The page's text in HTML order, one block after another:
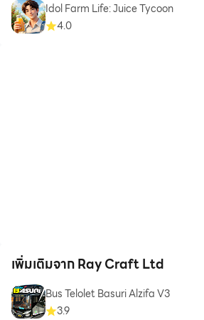
Idol Farm Life: Juice Tycoon
4.0
เพิ่มเติมจาก Ray Craft Ltd
Bus Telolet Basuri Alzifa V3
3.9